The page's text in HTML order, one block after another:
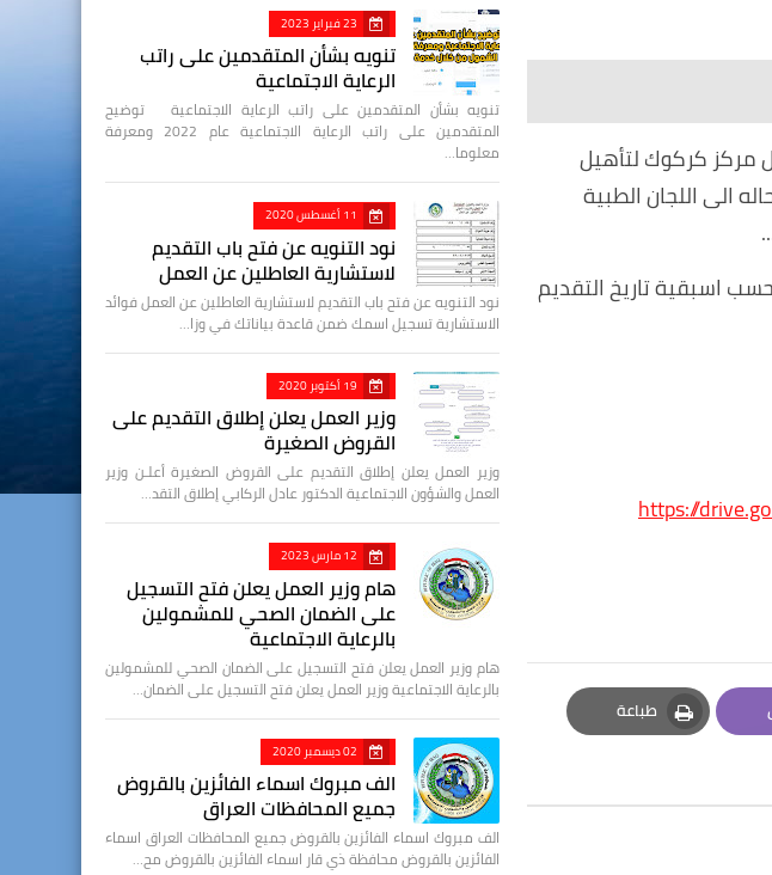
مركز كركوك لتأهيل
من يوم غداً السبت 2023/4/15 لغرض الاحاله الى اللجان الطبية
https://
طباعة
Print
23 فبراير 2023
تنويه بشأن المتقدمين على راتب
الرعاية الاجتماعية
تنويه بشأن المتقدمين على راتب الرعاية الاجتماعية توضيح
المتقدمين على راتب الرعاية الاجتماعية عام 2022 ومعرفة
معلوما…
11 أغسطس 2020
نود التنويه عن فتح باب التقديم
لاستشارية العاطلين عن العمل
نود التنويه عن فتح باب التقديم لاستشارية العاطلين عن العمل فوائد
الاستشارية تسجيل اسمك ضمن قاعدة بياناتك في وزا…
19 أكتوبر 2020
وزير العمل يعلن إطلاق التقديم على
القروض الصغيرة
وزير العمل يعلن إطلاق التقديم على القروض الصغيرة أعلـن وزير
العمل والشؤون الاجتماعية الدكتور عادل الركابي إطلاق التقد…
12 مارس 2023
هام وزير العمل يعلن فتح التسجيل
على الضمان الصحي للمشمولين
بالرعاية الاجتماعية
هام وزير العمل يعلن فتح التسجيل على الضمان الصحي للمشمولين
بالرعاية الاجتماعية وزير العمل يعلن فتح التسجيل على الضمان…
02 ديسمبر 2020
الف مبروك اسماء الفائزين بالقروض
جميع المحافظات العراق
الف مبروك اسماء الفائزين بالقروض جميع المحافظات العراق اسماء
الفائزين بالقروض محافظة ذي قار اسماء الفائزين بالقروض مح…